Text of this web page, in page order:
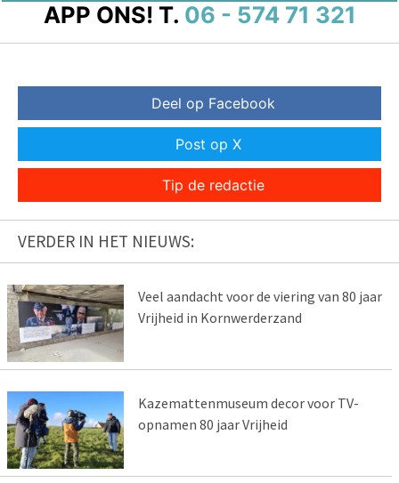
APP ONS! T. 06 - 574 71 321
Deel op Facebook
Post op X
Tip de redactie
VERDER IN HET NIEUWS:
Veel aandacht voor de viering van 80 jaar
Vrijheid in Kornwerderzand
Kazemattenmuseum decor voor TV-
opnamen 80 jaar Vrijheid